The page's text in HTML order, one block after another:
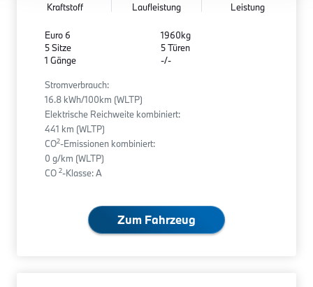
Kraftstoff Laufleistung Leistung
Euro 6
5 Sitze
1 Gänge
1960kg
5 Türen
-/-
Stromverbrauch:
16.8 kWh/100km (WLTP)
Elektrische Reichweite kombiniert:
441 km (WLTP)
CO2-Emissionen kombiniert:
0 g/km (WLTP)
CO 2-Klasse: A
Zum Fahrzeug